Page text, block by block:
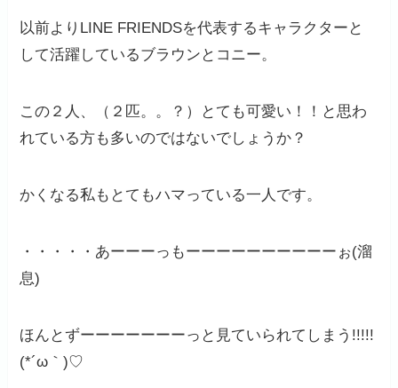
以前よりLINE FRIENDSを代表するキャラクターと
して活躍しているブラウンとコニー。
この２人、（２匹。。？）とても可愛い！！と思わ
れている方も多いのではないでしょうか？
かくなる私もとてもハマっている一人です。
・・・・・あーーーっもーーーーーーーーーーぉ(溜
息)
ほんとずーーーーーーーっと見ていられてしまう!!!!!
(*´ω｀)♡